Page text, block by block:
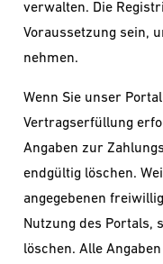
verwalten. Die
Voraussetzung sein,
nehmen.
Wenn Sie unser
Vertragserfüllung
Angaben zur
endgültig löschen.
angegebenen
Nutzung des Portals,
löschen. Alle